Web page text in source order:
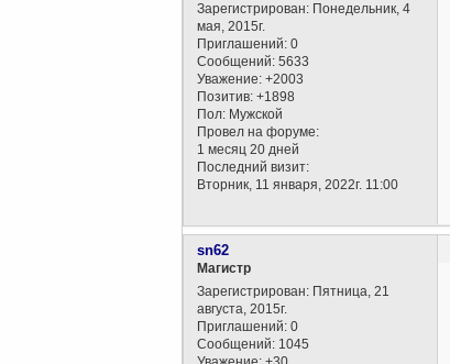
Зарегистрирован: Понедельник, 4
мая, 2015г.
Приглашений: 0
Сообщений: 5633
Уважение: +2003
Позитив: +1898
Пол: Мужской
Провел на форуме:
1 месяц 20 дней
Последний визит:
Вторник, 11 января, 2022г. 11:00
sn62
Магистр
Зарегистрирован: Пятница, 21
августа, 2015г.
Приглашений: 0
Сообщений: 1045